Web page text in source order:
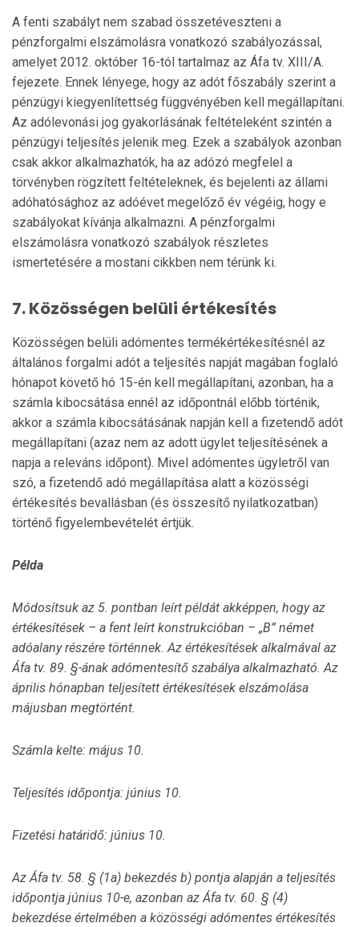
A fenti szabályt nem szabad összetéveszteni a
pénzforgalmi elszámolásra vonatkozó szabályozással,
amelyet 2012. október 16-tól tartalmaz az Áfa tv. XIII/A.
fejezete. Ennek lényege, hogy az adót főszabály szerint a
pénzügyi kiegyenlítettség függvényében kell megállapítani.
Az adólevonási jog gyakorlásának feltételeként szintén a
pénzügyi teljesítés jelenik meg. Ezek a szabályok azonban
csak akkor alkalmazhatók, ha az adózó megfelel a
törvényben rögzített feltételeknek, és bejelenti az állami
adóhatósághoz az adóévet megelőző év végéig, hogy e
szabályokat kívánja alkalmazni. A pénzforgalmi
elszámolásra vonatkozó szabályok részletes
ismertetésére a mostani cikkben nem térünk ki.
7.Közösségen belüli értékesítés
Közösségen belüli adómentes termékértékesítésnél az
általános forgalmi adót a teljesítés napját magában foglaló
hónapot követő hó 15-én kell megállapítani, azonban, ha a
számla kibocsátása ennél az időpontnál előbb történik,
akkor a számla kibocsátásának napján kell a fizetendő adót
megállapítani (azaz nem az adott ügylet teljesítésének a
napja a releváns időpont). Mivel adómentes ügyletről van
szó, a fizetendő adó megállapítása alatt a közösségi
értékesítés bevallásban (és összesítő nyilatkozatban)
történő figyelembevételét értjük.
Példa
Módosítsuk az 5. pontban leírt példát akképpen, hogy az
értékesítések – a fent leírt konstrukcióban – „B” német
adóalany részére történnek. Az értékesítések alkalmával az
Áfa tv. 89. §-ának adómentesítő szabálya alkalmazható.Az
április hónapban teljesített értékesítések elszámolása
májusban megtörtént.
Számla kelte: május 10.
Teljesítés időpontja: június 10.
Fizetési határidő: június 10.
Az Áfa tv. 58. § (1a) bekezdés b) pontja alapján a teljesítés
időpontja június 10-e, azonban az Áfa tv. 60. § (4)
bekezdése értelmében a közösségi adómentes értékesítés